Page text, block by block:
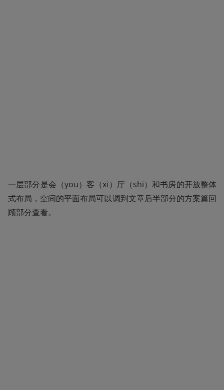
一层部分是会（you）客（xi）厅（shi）和书房的开放整体
式布局，空间的平面布局可以调到文章后半部分的方案篇回
顾部分查看。